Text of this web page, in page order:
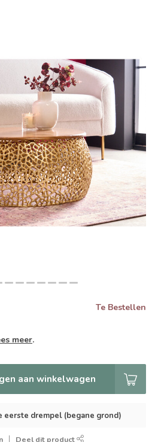
Te Bestellen
meer.
aan winkelwagen
eerste drempel (begane grond)
Deel dit product